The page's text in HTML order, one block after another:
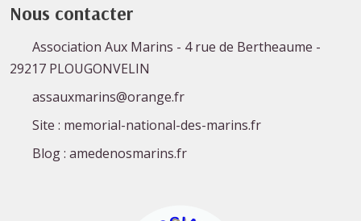
Nous contacter
Association Aux Marins - 4 rue de Bertheaume -
29217 PLOUGONVELIN
assauxmarins@orange.fr
Site : memorial-national-des-marins.fr
Blog : amedenosmarins.fr